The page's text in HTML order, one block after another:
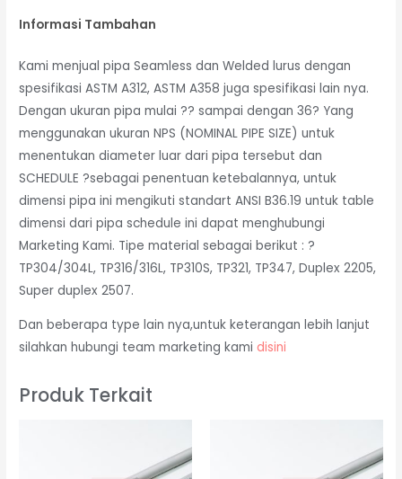
Informasi Tambahan
Kami menjual pipa Seamless dan Welded lurus dengan
spesifikasi ASTM A312, ASTM A358 juga spesifikasi lain nya.
Dengan ukuran pipa mulai ?? sampai dengan 36? Yang
menggunakan ukuran NPS (NOMINAL PIPE SIZE) untuk
menentukan diameter luar dari pipa tersebut dan
SCHEDULE ?sebagai penentuan ketebalannya, untuk
dimensi pipa ini mengikuti standart ANSI B36.19 untuk table
dimensi dari pipa schedule ini dapat menghubungi
Marketing Kami. Tipe material sebagai berikut : ?
TP304/304L, TP316/316L, TP310S, TP321, TP347, Duplex 2205,
Super duplex 2507.
Dan beberapa type lain nya,untuk keterangan lebih lanjut
silahkan hubungi team marketing kami disini
Produk Terkait